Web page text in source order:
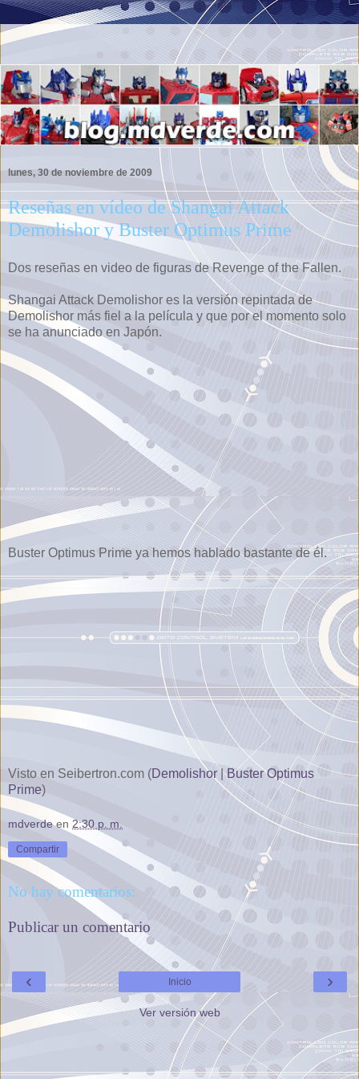
lunes, 30 de noviembre de 2009
Reseñas en vídeo de Shangai Attack
Demolishor y Buster Optimus Prime
Dos reseñas en video de figuras de Revenge of the Fallen.
Shangai Attack Demolishor es la versión repintada de
Demolishor más fiel a la película y que por el momento solo
se ha anunciado en Japón.
Buster Optimus Prime ya hemos hablado bastante de él.
Visto en Seibertron.com (Demolishor |Buster Optimus
Prime)
mdverde en 2:30 p. m.
Compartir
No hay comentarios:
Publicar un comentario
‹ ›
Inicio
Ver versión web